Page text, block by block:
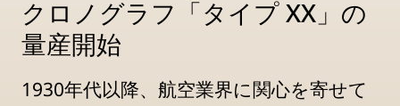
クロノグラフ「タイプ XX」の
量産開始
1930年代以降、航空業界に関心を寄せて